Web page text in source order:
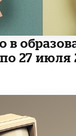
в
27 июля